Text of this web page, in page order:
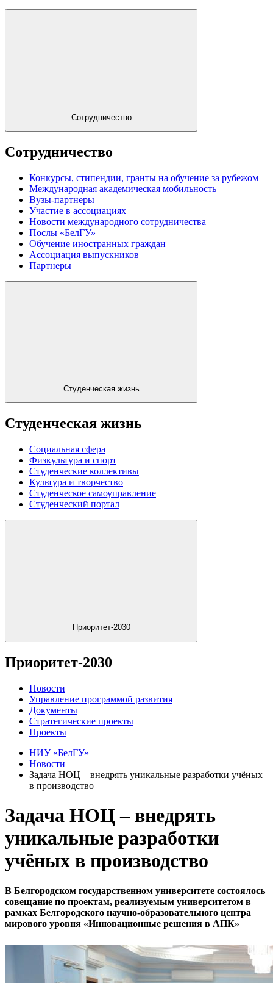
Сотрудничество
Сотрудничество
Конкурсы, стипендии, гранты на обучение за рубежом
Международная академическая мобильность
Вузы-партнеры
Участие в ассоциациях
Новости международного сотрудничества
Послы «БелГУ»
Обучение иностранных граждан
Ассоциация выпускников
Партнеры
Студенческая жизнь
Студенческая жизнь
Социальная сфера
Физкультура и спорт
Студенческие коллективы
Культура и творчество
Студенческое самоуправление
Студенческий портал
Приоритет-2030
Приоритет-2030
Новости
Управление программой развития
Документы
Стратегические проекты
Проекты
НИУ «БелГУ»
Новости
Задача НОЦ – внедрять уникальные разработки учёных
в производство
Задача НОЦ – внедрять
уникальные разработки
учёных в производство
В Белгородском государственном университете состоялось
совещание по проектам, реализуемым университетом в
рамках Белгородского научно-образовательного центра
мирового уровня «Инновационные решения в АПК»